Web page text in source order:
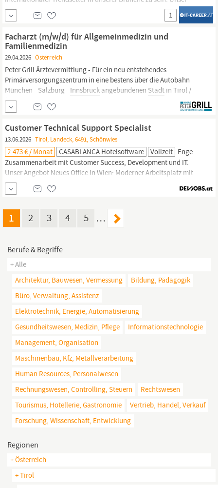
Headquarter befindet sich in Anif bei Salzburg. In
Innsbruck
produzieren wir unsere innovativen Hardwarelösungen sowie die
Axess Cards. Weltweit sind mehr als 480 Kolleg:innen mit Herzblut
für unsere Kund:innen...
1
Facharzt (m/w/d) für Allgemeinmedizin und
Familienmedizin
29.04.2026 Österreich
Peter Grill Ärztevermittlung - Für ein neu entstehendes
Primärversorgungszentrum in eine bestens über die Autobahn
München - Salzburg - Innsbruck angebundenen Stadt in Tirol /
ÖSTERREICH suchen wir ab Herbst 2026 einen engagierten
Facharzt (m/w/d) für Allgemeinmedizin und Familienmedizin oder
Customer Technical Support Specialist
13.06.2026 Tirol, Landeck, 6491, Schönwies
2.473 € / Monat CASABLANCA Hotelsoftware Vollzeit Enge
Zusammenarbeit mit Customer Success, Development und IT.
Unser Angebot Neues Office in Wien: Moderner Arbeitsplatz mit
guter Öffentlicher-Anbindung und einem wachsenden Team: Du
gestaltest von Anfang an mit.
Stadtbüromit
Schönwies Headquarter: Unser...
1 2 3 4 5 …
Berufe & Begriffe
+ Alle
Architektur, Bauwesen, Vermessung
Bildung, Pädagogik
Büro, Verwaltung, Assistenz
Elektrotechnik, Energie, Automatisierung
Gesundheitswesen, Medizin, Pflege
Informationstechnologie
Management, Organisation
Maschinenbau, Kfz, Metallverarbeitung
Human Resources, Personalwesen
Rechnungswesen, Controlling, Steuern
Rechtswesen
Tourismus, Hotellerie, Gastronomie
Vertrieb, Handel, Verkauf
Forschung, Wissenschaft, Entwicklung
Regionen
+ Österreich
+ Tirol